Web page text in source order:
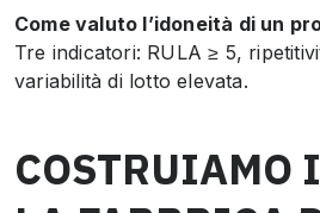
Come valuto l’idoneità di un
Tre indicatori: RULA ≥ 5,
variabilità di lotto elevata.
COSTRUIAMO